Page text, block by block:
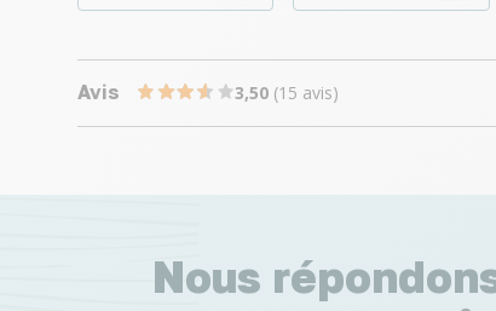
Avis 3,50 (15 avis)
Nous